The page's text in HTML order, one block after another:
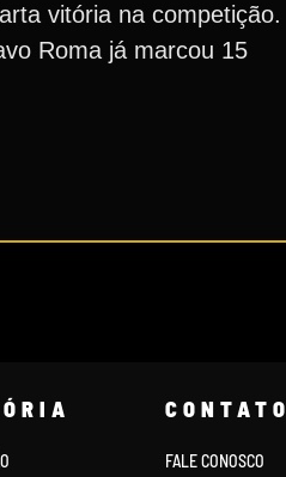
vitória na competição.
Roma já marcou 15
CONTATO
FALE CONOSCO